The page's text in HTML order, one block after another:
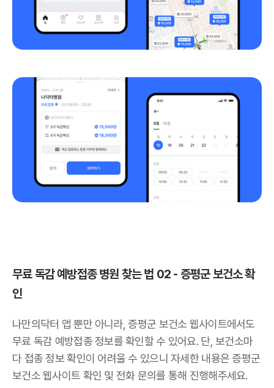
무료 독감 예방접종 병원 찾는 법 02 - 증평군 보건소 확
인
나만의닥터 앱 뿐만 아니라, 증평군 보건소 웹사이트에서도
무료 독감 예방접종 정보를 확인할 수 있어요. 단, 보건소마
다 접종 정보 확인이 어려울 수 있으니 자세한 내용은 증평군
보건소 웹사이트 확인 및 전화 문의를 통해 진행해주세요.